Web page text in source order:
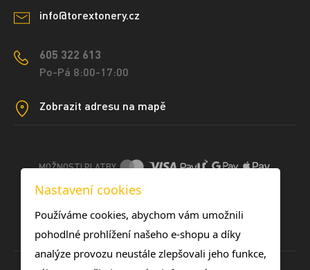
info@torextonery.cz
605 322 613
Po-Pá 8:00-17:00
Zobrazit adresu na mapě
MOŽNOSTI PLATBY
DOPRAVNÍ METODY
Nastavení cookies
Používáme cookies, abychom vám umožnili
pohodlné prohlížení našeho e-shopu a díky
analýze provozu neustále zlepšovali jeho funkce,